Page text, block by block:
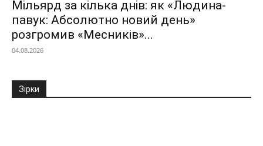
Мільярд за кілька днів: як «Людина-
павук: Абсолютно новий день»
розгромив «Месників»...
04.08.2026
Зірки